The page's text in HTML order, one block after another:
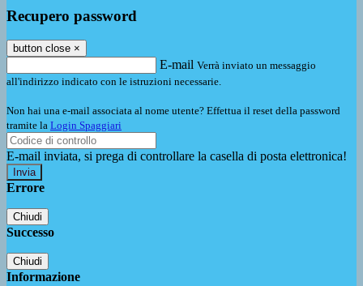
Recupero password
button close ×
E-mail Verrà inviato un messaggio
all'indirizzo indicato con le istruzioni necessarie.
Non hai una e-mail associata al nome utente? Effettua il reset della password
tramite la Login Spaggiari
E-mail inviata, si prega di controllare la casella di posta elettronica!
Errore
Chiudi
Successo
Chiudi
Informazione